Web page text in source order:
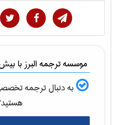
موسسه ترجمه البرز با
به دنبال ترجمه